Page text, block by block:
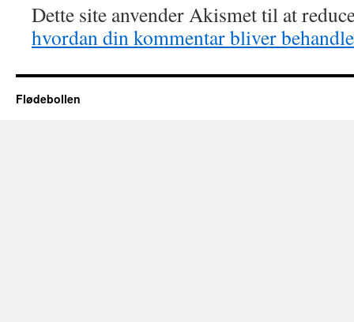
Dette site anvender Akismet til at
hvordan din kommentar bliver
Flødebollen